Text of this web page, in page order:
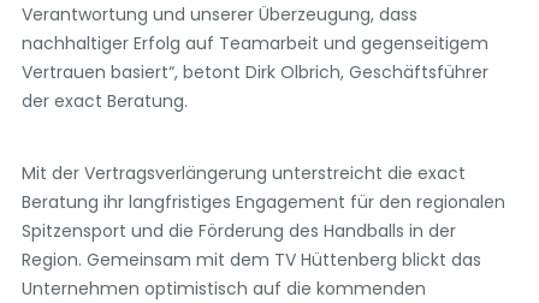
Verantwortung und unserer Überzeugung, dass
nachhaltiger Erfolg auf Teamarbeit und gegenseitigem
Vertrauen basiert“, betont Dirk Olbrich, Geschäftsführer
der exact Beratung.
Mit der Vertragsverlängerung unterstreicht die exact
Beratung ihr langfristiges Engagement für den regionalen
Spitzensport und die Förderung des Handballs in der
Region. Gemeinsam mit dem TV Hüttenberg blickt das
Unternehmen optimistisch auf die kommenden